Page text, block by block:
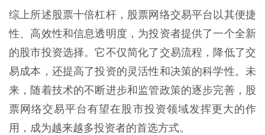
综上所述股票十倍杠杆，股票网络交易平台以其便捷
性、高效性和信息透明度，为投资者提供了一个全新
的股市投资选择。它不仅简化了交易流程，降低了交
易成本，还提高了投资的灵活性和决策的科学性。未
来，随着技术的不断进步和监管政策的逐步完善，股
票网络交易平台有望在股市投资领域发挥更大的作
用，成为越来越多投资者的首选方式。